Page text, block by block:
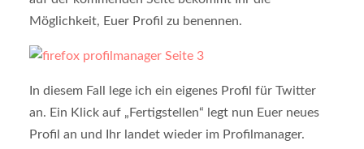
Möglichkeit, Euer Profil zu benennen.
In diesem Fall lege ich ein eigenes Profil für Twitter
an. Ein Klick auf „Fertigstellen“ legt nun Euer neues
Profil an und Ihr landet wieder im Profilmanager.